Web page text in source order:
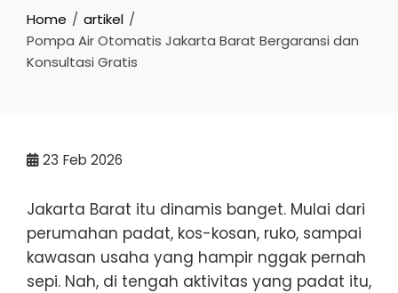
Home
artikel
Pompa Air Otomatis Jakarta Barat Bergaransi dan
Konsultasi Gratis
23 Feb 2026
Jakarta Barat itu dinamis banget. Mulai dari
perumahan padat, kos-kosan, ruko, sampai
kawasan usaha yang hampir nggak pernah
sepi. Nah, di tengah aktivitas yang padat itu,